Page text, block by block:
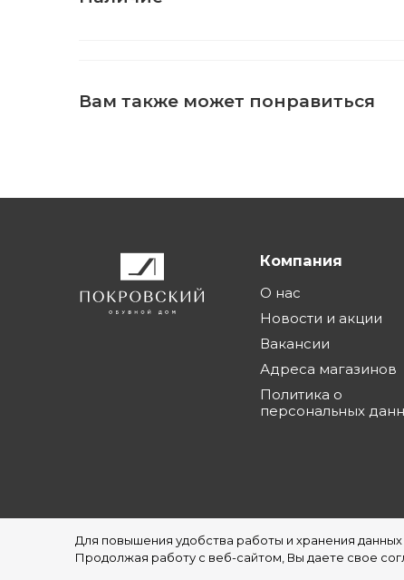
Для повышения удобства работы и хранения
Продолжая работу с веб-сайтом, Вы даете свое
Вам также может понравиться
Компания
О нас
Новости и акции
Вакансии
Адреса магазинов
Политика о
персональных
©1997 - 2026 Обувной Дом "Покровский" -